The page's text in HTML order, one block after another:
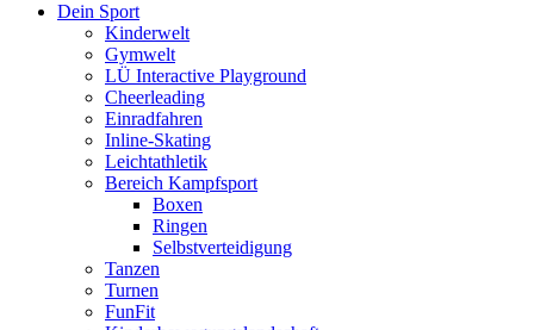
Dein Sport
Kinderwelt
Gymwelt
LÜ Interactive Playground
Cheerleading
Einradfahren
Inline-Skating
Leichtathletik
Bereich Kampfsport
Boxen
Ringen
Selbstverteidigung
Tanzen
Turnen
FunFit